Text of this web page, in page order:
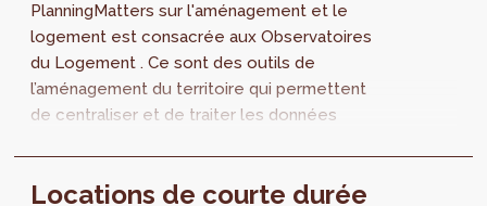
PlanningMatters sur l'aménagement et le
logement est consacrée aux Observatoires
du Logement . Ce sont des outils de
l’aménagement du territoire qui permettent
de centraliser et de traiter les données
Locations de courte durée